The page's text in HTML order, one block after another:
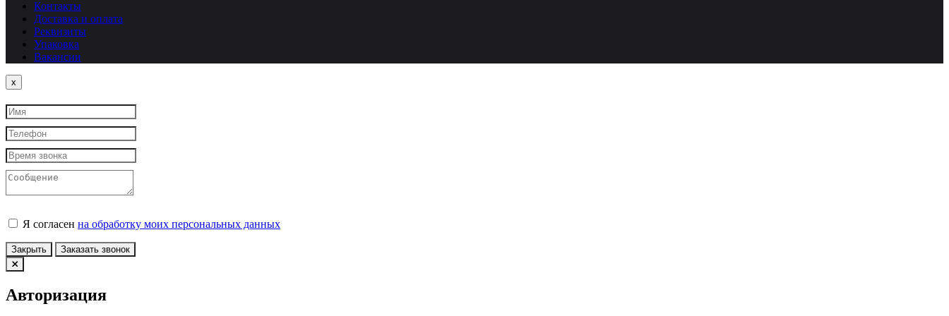
Контакты
Доставка и оплата
Реквизиты
Упаковка
Вакансии
x
Я согласен на обработку моих персональных данных
Закрыть Заказать звонок
Авторизация